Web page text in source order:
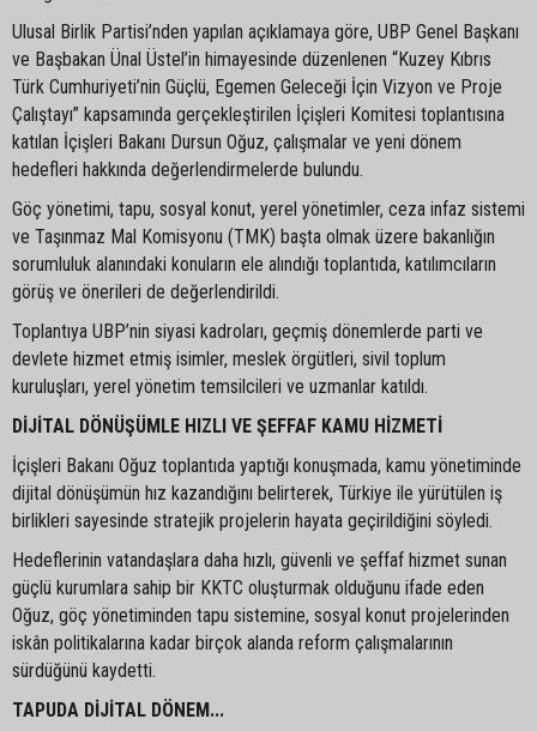
Ulusal Birlik Partisi’nden yapılan açıklamaya göre, UBP Genel Başkanı
ve Başbakan Ünal Üstel’in himayesinde düzenlenen “Kuzey Kıbrıs
Türk Cumhuriyeti’nin Güçlü, Egemen Geleceği İçin Vizyon ve Proje
Çalıştayı” kapsamında gerçekleştirilen İçişleri Komitesi toplantısına
katılan İçişleri Bakanı Dursun Oğuz, çalışmalar ve yeni dönem
hedefleri hakkında değerlendirmelerde bulundu.
Göç yönetimi, tapu, sosyal konut, yerel yönetimler, ceza infaz sistemi
ve Taşınmaz Mal Komisyonu (TMK) başta olmak üzere bakanlığın
sorumluluk alanındaki konuların ele alındığı toplantıda, katılımcıların
görüş ve önerileri de değerlendirildi.
Toplantıya UBP’nin siyasi kadroları, geçmiş dönemlerde parti ve
devlete hizmet etmiş isimler, meslek örgütleri, sivil toplum
kuruluşları, yerel yönetim temsilcileri ve uzmanlar katıldı.
DİJİTAL DÖNÜŞÜMLE HIZLI VE ŞEFFAF KAMU HİZMETİ
İçişleri Bakanı Oğuz toplantıda yaptığı konuşmada, kamu yönetiminde
dijital dönüşümün hız kazandığını belirterek, Türkiye ile yürütülen iş
birlikleri sayesinde stratejik projelerin hayata geçirildiğini söyledi.
Hedeflerinin vatandaşlara daha hızlı, güvenli ve şeffaf hizmet sunan
güçlü kurumlara sahip bir KKTC oluşturmak olduğunu ifade eden
Oğuz, göç yönetiminden tapu sistemine, sosyal konut projelerinden
iskân politikalarına kadar birçok alanda reform çalışmalarının
sürdüğünü kaydetti.
TAPUDA DİJİTAL DÖNEM...